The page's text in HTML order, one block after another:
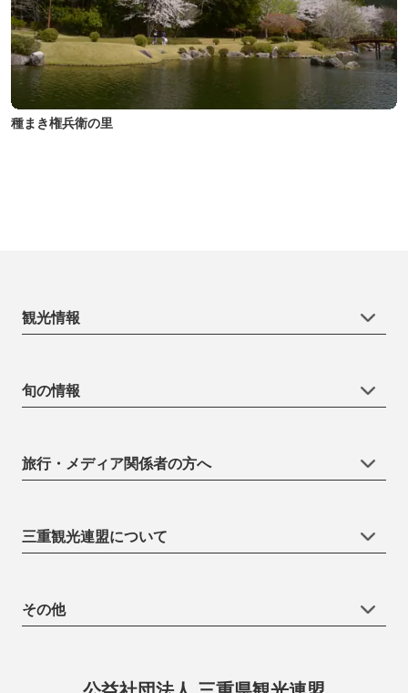
種まき権兵衛の里
観光情報
旬の情報
旅行・メディア関係者の方へ
三重観光連盟について
その他